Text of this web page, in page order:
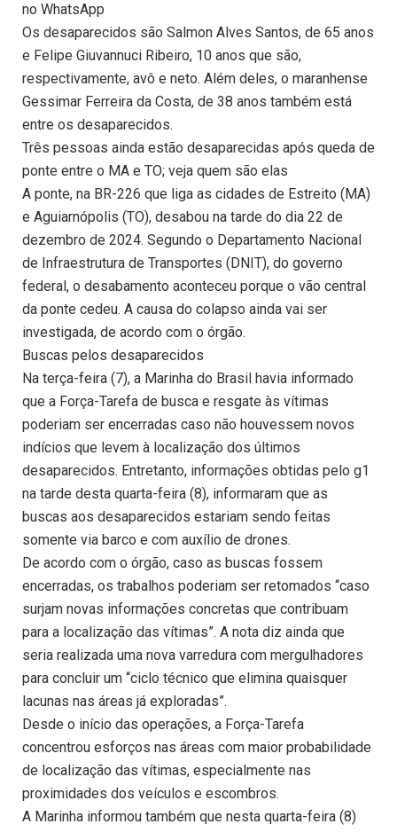
no WhatsApp
Os desaparecidos são Salmon Alves Santos, de 65 anos
e Felipe Giuvannuci Ribeiro, 10 anos que são,
respectivamente, avô e neto. Além deles, o maranhense
Gessimar Ferreira da Costa, de 38 anos também está
entre os desaparecidos.
Três pessoas ainda estão desaparecidas após queda de
ponte entre o MA e TO; veja quem são elas
A ponte, na BR-226 que liga as cidades de Estreito (MA)
e Aguiarnópolis (TO), desabou na tarde do dia 22 de
dezembro de 2024. Segundo o Departamento Nacional
de Infraestrutura de Transportes (DNIT), do governo
federal, o desabamento aconteceu porque o vão central
da ponte cedeu. A causa do colapso ainda vai ser
investigada, de acordo com o órgão.
Buscas pelos desaparecidos
Na terça-feira (7), a Marinha do Brasil havia informado
que a Força-Tarefa de busca e resgate às vítimas
poderiam ser encerradas caso não houvessem novos
indícios que levem à localização dos últimos
desaparecidos. Entretanto, informações obtidas pelo g1
na tarde desta quarta-feira (8), informaram que as
buscas aos desaparecidos estariam sendo feitas
somente via barco e com auxílio de drones.
De acordo com o órgão, caso as buscas fossem
encerradas, os trabalhos poderiam ser retomados “caso
surjam novas informações concretas que contribuam
para a localização das vítimas”. A nota diz ainda que
seria realizada uma nova varredura com mergulhadores
para concluir um “ciclo técnico que elimina quaisquer
lacunas nas áreas já exploradas”.
Desde o início das operações, a Força-Tarefa
concentrou esforços nas áreas com maior probabilidade
de localização das vítimas, especialmente nas
proximidades dos veículos e escombros.
A Marinha informou também que nesta quarta-feira (8)